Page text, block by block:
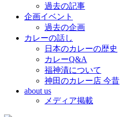
過去の記事
企画イベント
過去の企画
カレーの話し
日本のカレーの歴史
カレーQ&A
福神漬について
神田のカレー店 今昔
about us
メディア掲載